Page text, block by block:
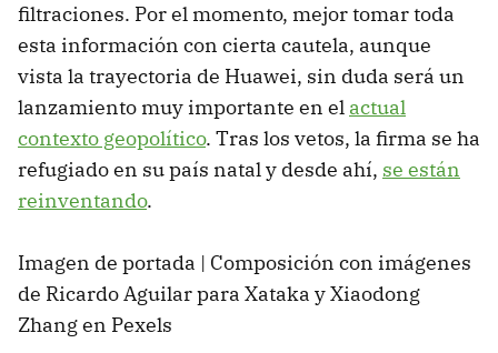
filtraciones. Por el momento, mejor tomar toda
esta información con cierta cautela, aunque
vista la trayectoria de Huawei, sin duda será un
lanzamiento muy importante en el actual
contexto geopolítico. Tras los vetos, la firma se ha
refugiado en su país natal y desde ahí, se están
reinventando.
Imagen de portada | Composición con imágenes
de Ricardo Aguilar para Xataka y Xiaodong
Zhang en Pexels